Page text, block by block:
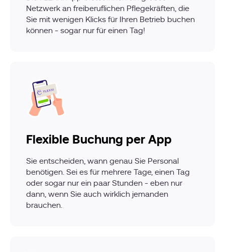
Netzwerk an freiberuflichen Pflegekräften, die
Sie mit wenigen Klicks für Ihren Betrieb buchen
können - sogar nur für einen Tag!
Flexible Buchung per App
Sie entscheiden, wann genau Sie Personal
benötigen. Sei es für mehrere Tage, einen Tag
oder sogar nur ein paar Stunden - eben nur
dann, wenn Sie auch wirklich jemanden
brauchen.